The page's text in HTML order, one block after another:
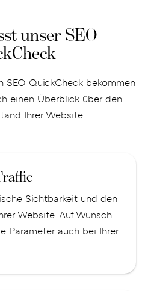
unser SEO
SEO QuickCheck bekommen
einen Überblick über den
Ihrer Website.
Sichtbarkeit und den
Website. Auf Wunsch
Parameter auch bei Ihrer